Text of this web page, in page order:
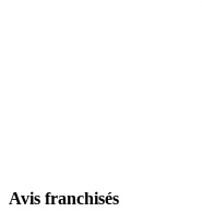
Avis franchisés